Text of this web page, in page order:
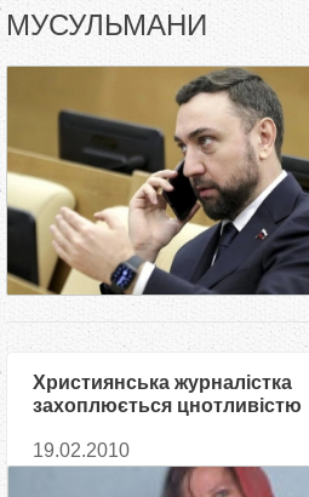
В
є
т
у
МУСУЛЬМАНИ
Християнська журналістка
захоплюється цнотливістю
19.02.2010